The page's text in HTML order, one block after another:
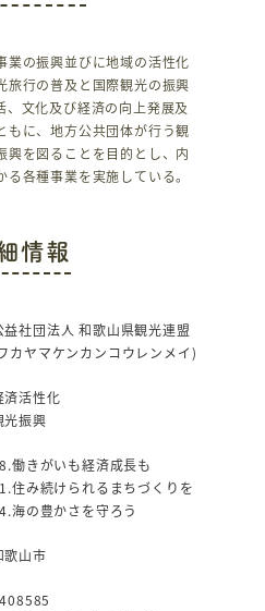
o
o
k
業の振興並びに地域の活性化
旅行の普及と国際観光の振興
、文化及び経済の向上発展及
もに、地方公共団体が行う観
興を図ることを目的とし、内
各種事業を実施している。
情報
益社団法人 和歌山県観光連盟
カヤマケンカンコウレンメイ)
済活性化
光振興
働きがいも経済成長も
住み続けられるまちづくりを
海の豊かさを守ろう
歌山市